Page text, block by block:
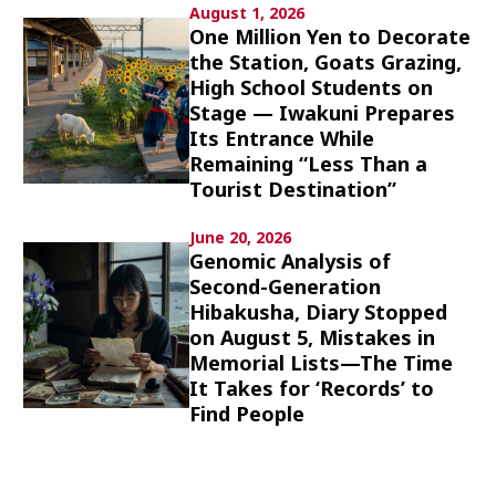
Article List
Popular keywords
Fukushimajapan globalizationOHTANI
nootbaarhachimura
August 1, 2026
One Million Yen to Decorate
the Station, Goats Grazing,
High School Students on
Stage — Iwakuni Prepares
Its Entrance While
Remaining “Less Than a
Tourist Destination”
June 20, 2026
Genomic Analysis of
Second-Generation
Hibakusha, Diary Stopped
on August 5, Mistakes in
Memorial Lists—The Time
It Takes for ‘Records’ to
Find People